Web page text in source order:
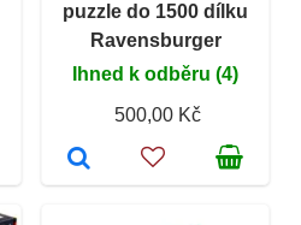
puzzle do 1500 dílku
Ravensburger
Ihned k odběru (4)
500,00 Kč